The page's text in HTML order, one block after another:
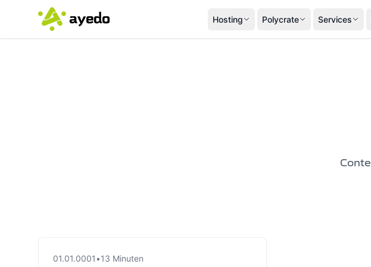
Hosting Polycrate Services
01.01.0001 •13 Minuten